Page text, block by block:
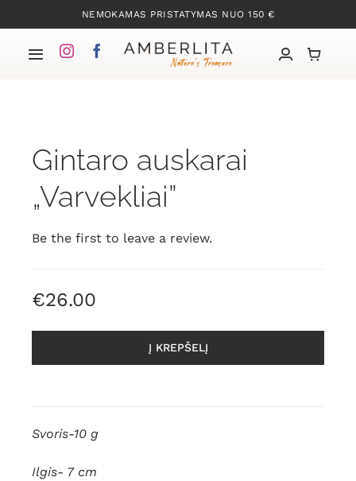
to
content
NEMOKAMAS PRISTATYMAS NUO 150 €
Toggle
Mūsų kolekcijos
Apie Gintarą
Mūsų istorija
Gintaro auskarai
„Varvekliai”
Be the first to leave a review.
€26.00
Į KREPŠELĮ
Svoris-10 g
Ilgis- 7 cm